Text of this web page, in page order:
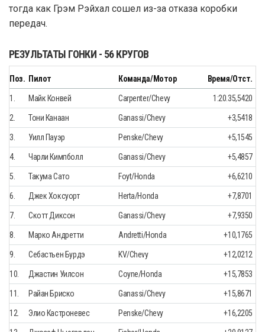
тогда как Грэм Рэйхал сошел из-за отказа коробки
передач.
РЕЗУЛЬТАТЫ ГОНКИ - 56 КРУГОВ
Поз. Пилот Команда/Мотор Время/Отст.
1. Майк Конвей Carpenter/Chevy 1:20.35,5420
2. Тони Канаан Ganassi/Chevy +3,5418
3. Уилл Пауэр Penske/Chevy +5,1545
4. Чарли Кимпболл Ganassi/Chevy +5,4857
5. Такума Сато Foyt/Honda +6,6210
6. Джек Хоксуорт Herta/Honda +7,8701
7. Скотт Диксон Ganassi/Chevy +7,9350
8. Марко Андретти Andretti/Honda +10,1765
9. Себастьен Бурдэ KV/Chevy +12,0212
10. Джастин Уилсон Coyne/Honda +15,7853
11. Райан Бриско Ganassi/Chevy +15,8671
12. Элио Кастроневеc Penske/Chevy +16,2205